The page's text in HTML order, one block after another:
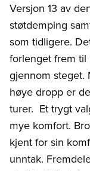
Versjon 13 av
støtdemping
som tidligere.
forlenget frem
gjennom steget.
høye dropp er
turer. Et trygt
mye komfort.
kjent for sin
unntak.